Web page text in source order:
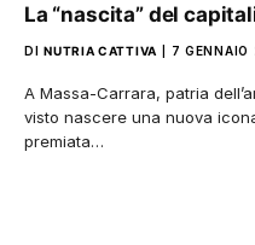
La “nascita” del
DI NUTRIA CATTIVA 7 GENNAIO
A Massa-Carrara, patria
visto nascere una nuova
premiata…